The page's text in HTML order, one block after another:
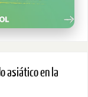
asiático en la